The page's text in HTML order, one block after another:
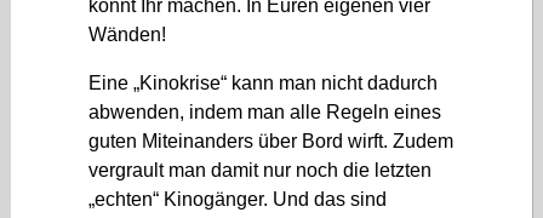
könnt Ihr machen. In Euren eigenen vier
Wänden!
Eine „Kinokrise“ kann man nicht dadurch
abwenden, indem man alle Regeln eines
guten Miteinanders über Bord wirft. Zudem
vergrault man damit nur noch die letzten
„echten“ Kinogänger. Und das sind